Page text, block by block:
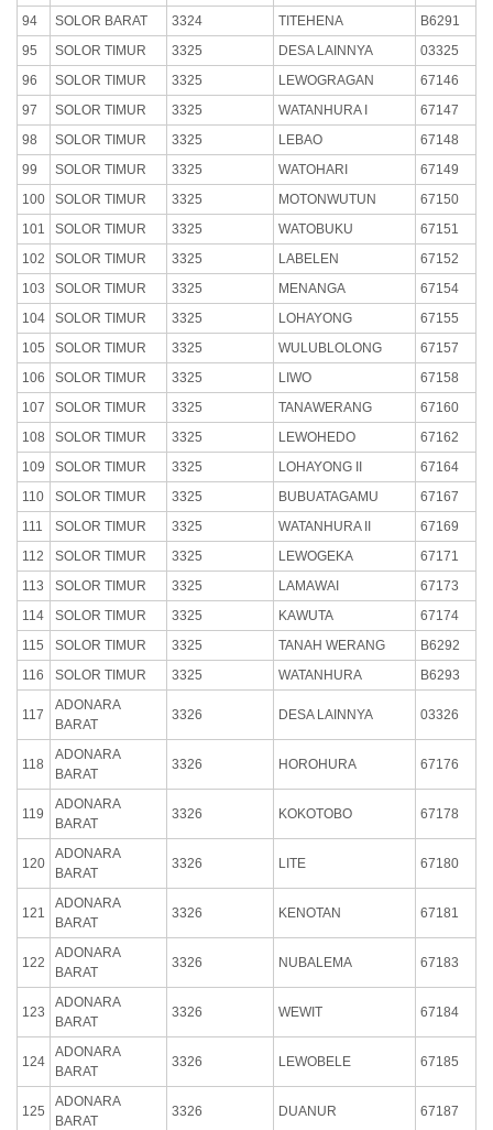
94
SOLOR BARAT 3324 TITEHENA
B6291
95
SOLOR TIMUR 3325 DESA LAINNYA
03325
96
SOLOR TIMUR 3325 LEWOGRAGAN
67146
97
SOLOR TIMUR 3325 WATANHURA I
67147
98
SOLOR TIMUR 3325 LEBAO
67148
99
SOLOR TIMUR 3325 WATOHARI
67149
100
SOLOR TIMUR 3325 MOTONWUTUN
67150
101
SOLOR TIMUR 3325 WATOBUKU
67151
102
SOLOR TIMUR 3325 LABELEN
67152
103
SOLOR TIMUR 3325 MENANGA
67154
104
SOLOR TIMUR 3325 LOHAYONG
67155
105
SOLOR TIMUR 3325 WULUBLOLONG
67157
106
SOLOR TIMUR 3325 LIWO
67158
107
SOLOR TIMUR 3325 TANAWERANG
67160
108
SOLOR TIMUR 3325 LEWOHEDO
67162
109
SOLOR TIMUR 3325 LOHAYONG II
67164
110
SOLOR TIMUR 3325 BUBUATAGAMU
67167
111
SOLOR TIMUR 3325 WATANHURA II
67169
112
SOLOR TIMUR 3325 LEWOGEKA
67171
113
SOLOR TIMUR 3325 LAMAWAI
67173
114
SOLOR TIMUR 3325 KAWUTA
67174
115
SOLOR TIMUR 3325 TANAH WERANG
B6292
116
SOLOR TIMUR 3325 WATANHURA B6293
117
ADONARA
BARAT
3326 DESA LAINNYA 03326
118
ADONARA
BARAT
3326 HOROHURA 67176
119
ADONARA
BARAT
3326 KOKOTOBO 67178
120
ADONARA
BARAT
3326 LITE 67180
121
ADONARA
BARAT
3326 KENOTAN 67181
122
ADONARA
BARAT
3326 NUBALEMA 67183
123
ADONARA
BARAT
3326 WEWIT 67184
124
ADONARA
BARAT
3326 LEWOBELE 67185
125
ADONARA
BARAT
3326 DUANUR 67187